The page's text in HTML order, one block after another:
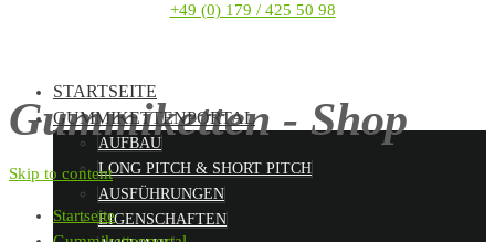
+49 (0) 179 / 425 50 98
Gummiketten - Shop
STARTSEITE
GUMMIKETTENPORTAL
AUFBAU
LONG PITCH & SHORT PITCH
AUSFÜHRUNGEN
EIGENSCHAFTEN
Skip to content
Startseite